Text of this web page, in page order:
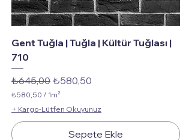
Gent Tuğla | Tuğla | Kültür Tuğlası |
710
Normal Fiyat
₺645,00 İndirimli Fiyat
₺580,50
₺580,50 / 1m²
M
e
t
+ Kargo-Lütfen Okuyunuz
Sepete Ekle